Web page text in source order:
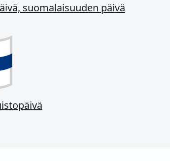
suomalaisuuden päivä